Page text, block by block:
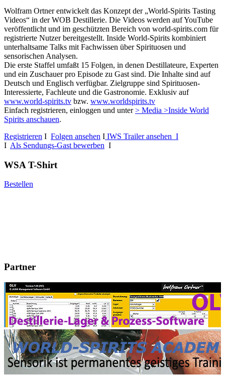
Wolfram Ortner entwickelt das Konzept der „World-Spirits Tasting
Videos“ in der WOB Destillerie. Die Videos werden auf YouTube
veröffentlicht und im geschützten Bereich von world-spirits.com für
registrierte Nutzer bereitgestellt. Inside World-Spirits kombiniert
unterhaltsame Talks mit Fachwissen über Spirituosen und
sensorischen Analysen.
Die erste Staffel umfaßt 15 Folgen, in denen Destillateure, Experten
und ein Zuschauer pro Episode zu Gast sind. Die Inhalte sind auf
Deutsch und Englisch verfügbar. Zielgruppe sind Spirituosen-
Interessierte, Fachleute und die Gastronomie. Exklusiv auf
www.world-spirits.tv bzw. www.worldspirits.tv
Einfach registrieren, einloggen und unter> Media >Inside World
Spirits anschauen.
Registrieren I Folgen ansehen I IWS Trailer ansehen I
I Als Sendungs-Gast bewerben I
WSA T-Shirt
Bestellen
Partner